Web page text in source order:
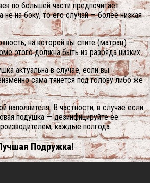
по большей части предпочитает
не на боку, то его случай — более низкая
на которой вы спите (матрац) —
этого должна быть из разряда низких.
актуальна в случае, если вы
сама тянется под голову либо же
наполнителя. В частности, в случае если
подушка — дезинфицируйте ее
каждые полгода.
Подружка!